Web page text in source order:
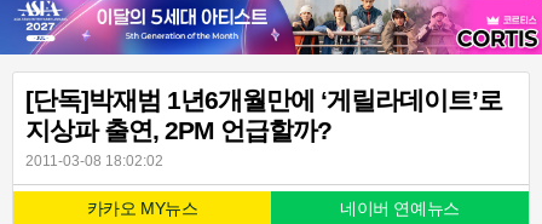
[단독]박재범 1년6개월만에 ‘게릴라데이트’로
지상파 출연, 2PM 언급할까?
2011-03-08 18:02:02
카카오 MY뉴스 네이버 연예뉴스